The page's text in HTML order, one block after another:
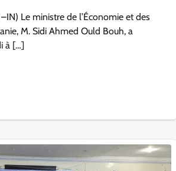
Le ministre de l’Économie et des
M. Sidi Ahmed Ould Bouh, a
à […]